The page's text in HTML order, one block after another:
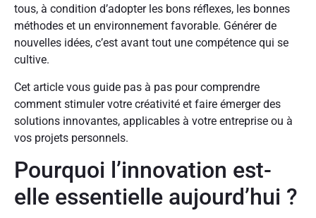
tous, à condition d’adopter les bons réflexes, les bonnes
méthodes et un environnement favorable. Générer de
nouvelles idées, c’est avant tout une compétence qui se
cultive.
Cet article vous guide pas à pas pour comprendre
comment stimuler votre créativité et faire émerger des
solutions innovantes, applicables à votre entreprise ou à
vos projets personnels.
Pourquoi l’innovation est-
elle essentielle aujourd’hui ?